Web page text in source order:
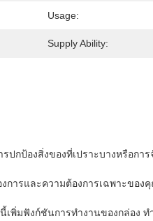
Usage:
Supply Ability:
กป้องสิ่งของที่เปราะบางหรือ
ารและความต้องการเฉพาะข
มฟังก์ชันการทำงานของกล่อง ท